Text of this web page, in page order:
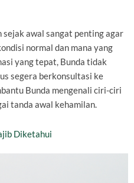
awal sangat penting agar
normal dan mana yang
yang tepat, Bunda tidak
segera berkonsultasi ke
Bunda mengenali ciri-ciri
tanda awal kehamilan.
Diketahui